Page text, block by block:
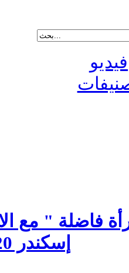
فيديو
فاضلة " مع
إسكندر 20 مارس 2024